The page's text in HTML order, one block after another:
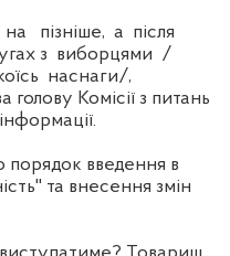
пізніше, а після
з виборцями /
наснаги/,
Комісії з питань
введення в
та внесення змін